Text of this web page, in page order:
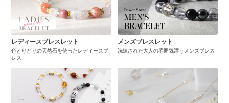
レディースブレスレット
色とりどりの天然石を使ったレディースブ
レス
メンズブレスレット
洗練された大人の雰囲気漂うメンズブレス